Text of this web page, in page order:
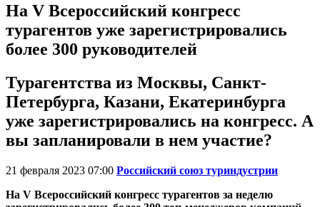
На V Всероссийский конгресс
турагентов уже зарегистрировались
более 300 руководителей
Турагентства из Москвы, Санкт-
Петербурга, Казани, Екатеринбурга
уже зарегистрировались на конгресс. А
вы запланировали в нем участие?
21 февраля 2023 07:00 Российский союз туриндустрии
На V Всероссийский конгресс турагентов за неделю